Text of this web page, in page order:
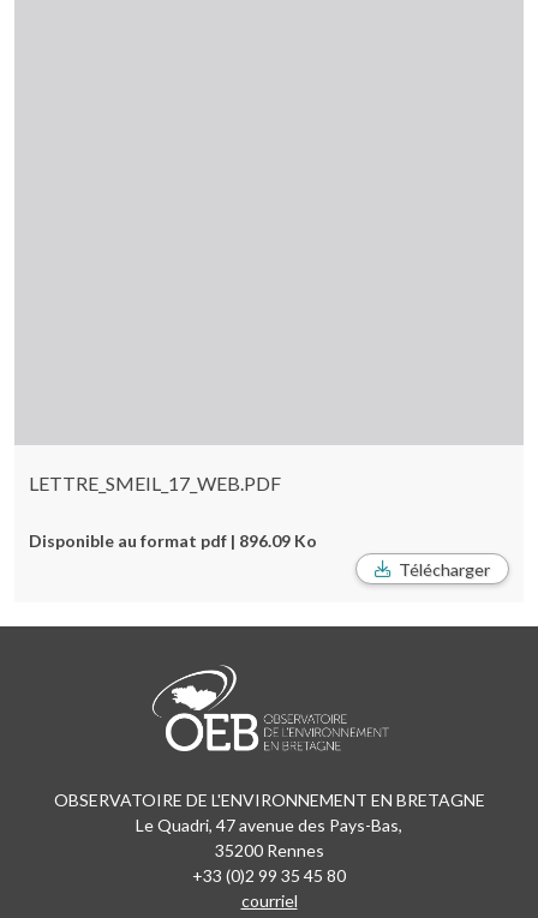
LETTRE_SMEIL_17_WEB.PDF
Disponible au format pdf | 896.09 Ko
Télécharger
OBSERVATOIRE DE L'ENVIRONNEMENT EN BRETAGNE
Le Quadri, 47 avenue des Pays-Bas,
35200 Rennes
+33 (0)2 99 35 45 80
courriel